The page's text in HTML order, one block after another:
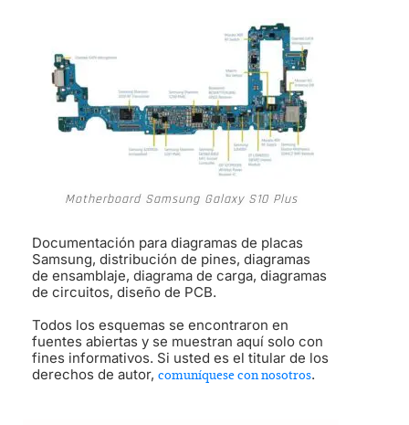
Motherboard Samsung Galaxy S10 Plus
Documentación para diagramas de placas
Samsung, distribución de pines, diagramas
de ensamblaje, diagrama de carga, diagramas
de circuitos, diseño de PCB.
Todos los esquemas se encontraron en
fuentes abiertas y se muestran aquí solo con
fines informativos. Si usted es el titular de los
derechos de autor, comuníquese con nosotros.